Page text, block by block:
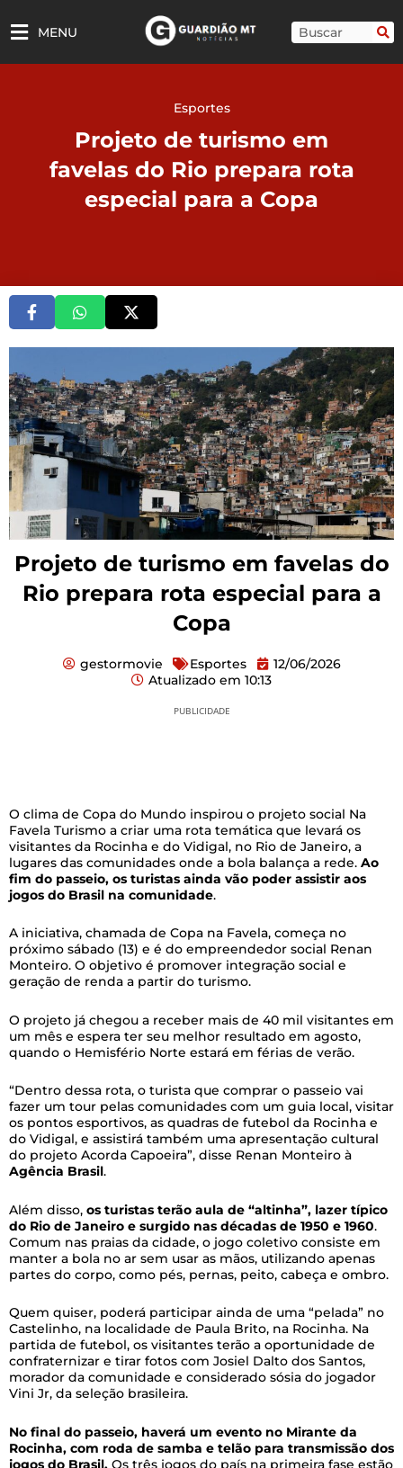
para
MENU Pesquisar
Esportes
Projeto de turismo em
favelas do Rio prepara rota
especial para a Copa
Projeto de turismo em favelas do
Rio prepara rota especial para a
Copa
gestormovie Esportes
12/06/2026
Atualizado em 10:13
PUBLICIDADE
O clima de Copa do Mundo inspirou o projeto social Na
Favela Turismo a criar uma rota temática que levará os
visitantes da Rocinha e do Vidigal, no Rio de Janeiro, a
lugares das comunidades onde a bola balança a rede. Ao
fim do passeio, os turistas ainda vão poder assistir aos
jogos do Brasil na comunidade.
A iniciativa, chamada de Copa na Favela, começa no
próximo sábado (13) e é do empreendedor social Renan
Monteiro. O objetivo é promover integração social e
geração de renda a partir do turismo.
O projeto já chegou a receber mais de 40 mil visitantes em
um mês e espera ter seu melhor resultado em agosto,
quando o Hemisfério Norte estará em férias de verão.
“Dentro dessa rota, o turista que comprar o passeio vai
fazer um tour pelas comunidades com um guia local, visitar
os pontos esportivos, as quadras de futebol da Rocinha e
do Vidigal, e assistirá também uma apresentação cultural
do projeto Acorda Capoeira”, disse Renan Monteiro à
Agência Brasil.
Além disso, os turistas terão aula de “altinha”, lazer típico
do Rio de Janeiro e surgido nas décadas de 1950 e 1960.
Comum nas praias da cidade, o jogo coletivo consiste em
manter a bola no ar sem usar as mãos, utilizando apenas
partes do corpo, como pés, pernas, peito, cabeça e ombro.
Quem quiser, poderá participar ainda de uma “pelada” no
Castelinho, na localidade de Paula Brito, na Rocinha. Na
partida de futebol, os visitantes terão a oportunidade de
confraternizar e tirar fotos com Josiel Dalto dos Santos,
morador da comunidade e considerado sósia do jogador
Vini Jr, da seleção brasileira.
No final do passeio, haverá um evento no Mirante da
Rocinha, com roda de samba e telão para transmissão dos
jogos do Brasil. Os três jogos do país na primeira fase estão